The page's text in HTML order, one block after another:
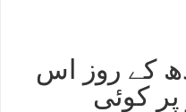
کے روز اس
پر کوئی